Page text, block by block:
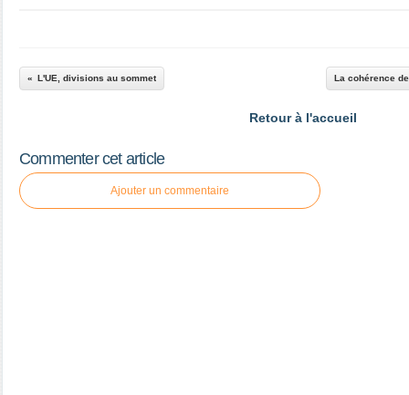
L'UE, divisions au sommet La cohérence
Retour à l'accueil
Commenter cet article
Ajouter un commentaire